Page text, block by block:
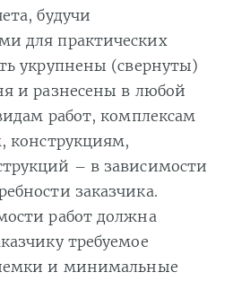
будучи
для практических
укрупнены (свернуты)
и разнесены в любой
работ, комплексам
конструкциям,
– в зависимости
заказчика.
работ должна
требуемое
и минимальные